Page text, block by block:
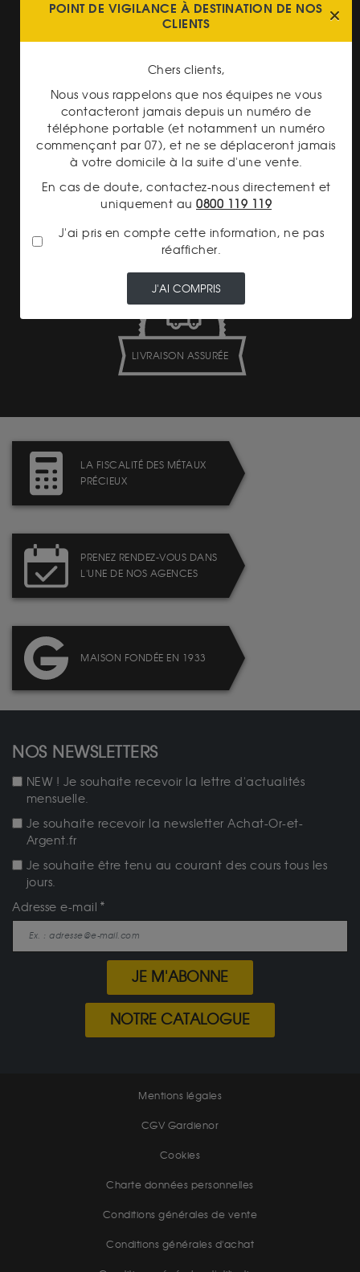
TRANSPARENCE DES
PRIX
PAIEMENT SECURISÉ
LIVRAISON ASSURÉE
LA FISCALITÉ DES MÉTAUX
PRÉCIEUX
PRENEZ RENDEZ-VOUS DANS
L'UNE DE NOS AGENCES
MAISON FONDÉE EN 1933
NOS NEWSLETTERS
NEW ! Je souhaite recevoir la lettre d'actualités
mensuelle.
Je souhaite recevoir la newsletter Achat-Or-et-
Argent.fr
Je souhaite être tenu au courant des cours tous les
jours.
Adresse e-mail
JE M'ABONNE
NOTRE CATALOGUE
Mentions légales
CGV Gardienor
Cookies
Charte données personnelles
Conditions générales de vente
Conditions générales d'achat
POINT DE VIGILANCE À DESTINATION DE NOS
CLIENTS
Chers clients,
Nous vous rappelons que nos équipes ne vous
contacteront jamais depuis un numéro de
téléphone portable (et notamment un numéro
commençant par 07), et ne se déplaceront jamais
à votre domicile à la suite d'une vente.
En cas de doute, contactez-nous directement et
uniquement au 0800 119 119
J'ai pris en compte cette information, ne pas
réafficher.
J'AI COMPRIS